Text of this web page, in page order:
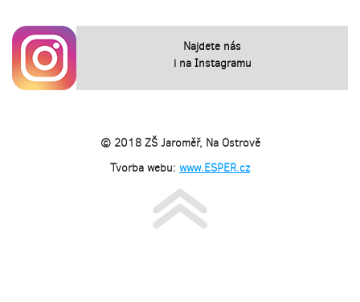
Najdete nás
i na Instagramu
© 2018 ZŠ Jaroměř, Na Ostrově
Tvorba webu: www.ESPER.cz